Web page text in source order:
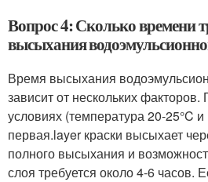
Вопрос 4: Сколько времени
высыхания
Время высыхания
зависит от нескольких
условиях (температура 20-25°C
первая.layer краски высыхает
полного высыхания и
слоя требуется около 4-6 часов.